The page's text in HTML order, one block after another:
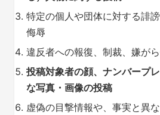
特定の個人や団体に対する誹謗
侮辱
違反者への報復、制裁、嫌が
投稿対象者の顔、ナンバープ
な写真・画像の投稿
虚偽の目撃情報や、事実と異